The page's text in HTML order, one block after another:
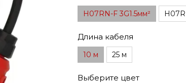
H07RN-F 3G1.5мм²
Длина кабеля
10 м 25 м
Выберите цвет